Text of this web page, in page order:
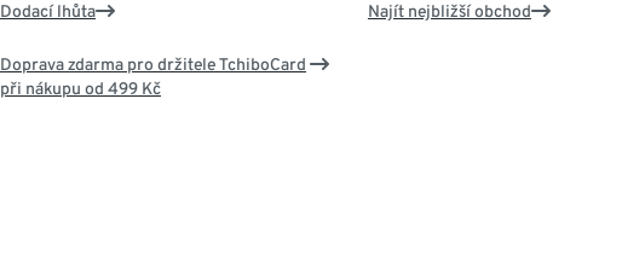
Dodací lhůta
Doprava zdarma pro držitele TchiboCard
při nákupu od 499 Kč
Najít nejbližší obchod